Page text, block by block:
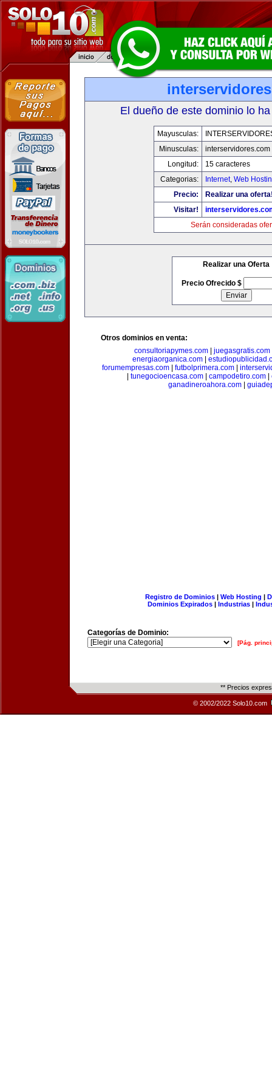
El dueño de este dominio lo
Mayusculas:
Minusculas:
interservidores.com
Longitud:
15 caracteres
Categorias:
Internet, Web
Precio:
Realizar una
Visitar!
Serán consideradas
Realizar una Oferta
Precio Ofrecido $
Otros dominios en venta:
consultoriapymes.com
juegasgratis.com
energiaorganica.com|
forumempresas.com
futbolprimera.com
tunegocioencasa.com| campodetiro.com|
ganadineroahora.com|
Registro de Dominios| Web Hosting |
Dominios Expirados | Industrias |
Categorías de Dominio:
[Pág.
** Precios
© 2002/2022 Solo10.com